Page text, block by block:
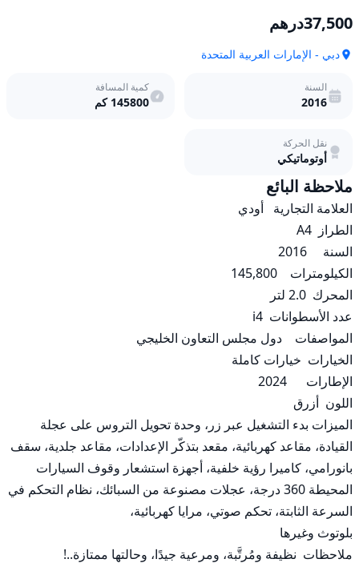
37,500درهم
دبي - الإمارات العربية المتحدة
السنة
2016
كمية المسافة
145800 كم
نقل الحركة
أوتوماتيكي
ملاحظة البائع